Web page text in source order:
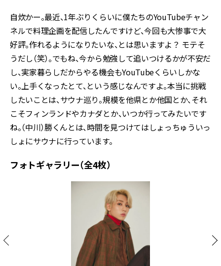
自炊かー。最近、1年ぶりくらいに僕たちのYouTubeチャン
ネルで料理企画を配信したんですけど、今回も大惨事で大
好評。作れるようになりたいな、とは思いますよ？ モテそ
うだし（笑）。でもね、今から勉強して追いつけるかが不安だ
し、実家暮らしだからやる機会もYouTubeくらいしかな
い。上手くなったとて、という感じなんですよ。本当に挑戦
したいことは、サウナ巡り。規模を他県とか他国とか、それ
こそフィンランドやカナダとか、いつか行ってみたいです
ね。（中川）勝くんとは、時間を見つけてはしょっちゅういっ
しょにサウナに行っています。
フォトギャラリー（全4枚）